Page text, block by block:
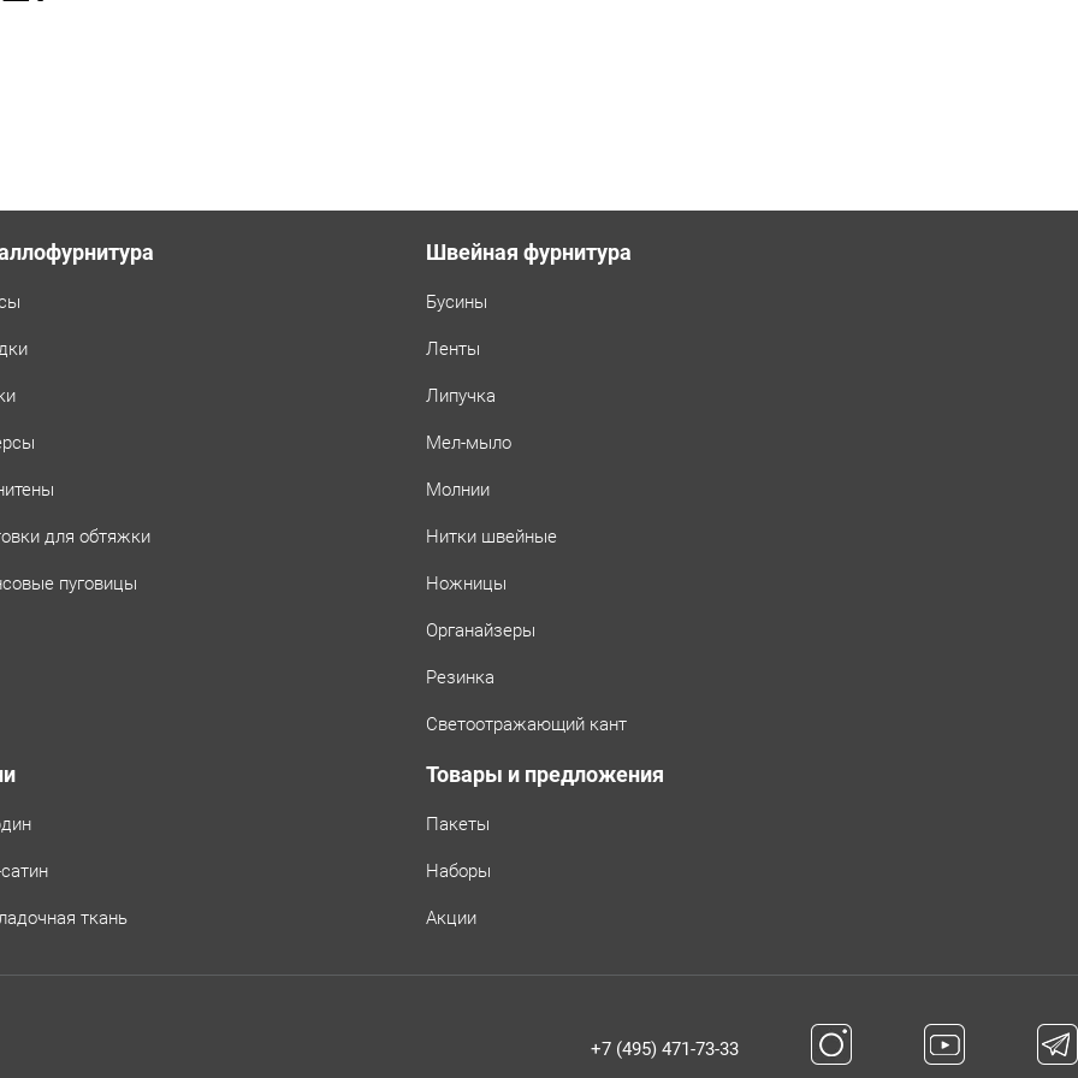
для обтяжки
пуговицы
Швейная фурнитура
Бусины
Ленты
Липучка
Мел-мыло
Молнии
Нитки швейные
Ножницы
Органайзеры
Резинка
Светоотражающий кант
ткань
Товары и предложения
Пакеты
Наборы
Акции
+7 (495) 471-73-33